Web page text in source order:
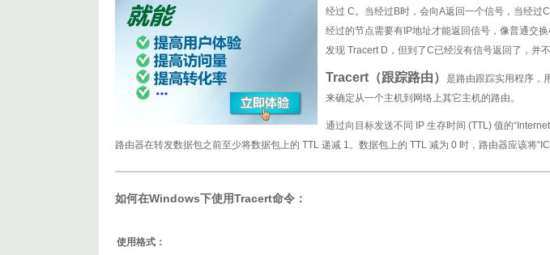
经过 C。当经过B时，会向A返回一个信号，当经过
经过的节点需要有IP地址才能返回信号，像普通交
发现 Tracert D，但到了C已经没有信号返回了，并
Tracert（跟踪路由）
是路由跟踪实用程序，
来确定从一个主机到网络上其它主机的路由。
通过向目标发送不同 IP 生存时间 (TTL) 值的
路由器在转发数据包之前至少将数据包上的 TTL 递减 1。数据包上的 TTL 减为 0 时，路由器应该将
如何在Windows下使用Tracert命令：
使用格式：